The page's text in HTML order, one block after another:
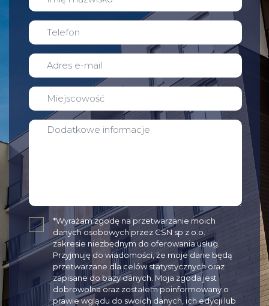
✓
*Wyrażam zgodę na przetwarzanie moich
danych osobowych przez CSN sp z o.o.
zakresie niezbędnym do oferowania usług.
Przyjmuję do wiadomości, że moje dane będą
przetwarzane dla celów statystycznych oraz
zapisane do bazy danych. Moja zgoda jest
dobrowolna oraz zostałem poinformowany o
prawie wglądu do swoich danych, ich edycji lub